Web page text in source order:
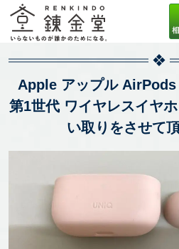
Apple アップル
第1世代 ワイヤレスイヤ
い取りをさせて